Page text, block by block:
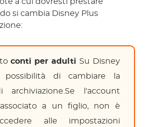
si cambia Disney Plus
conti per adulti Su Disney
di cambiare la
archiviazione.Se l'account
a un figlio, non è
alle impostazioni